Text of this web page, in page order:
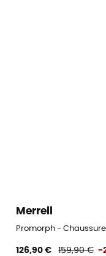
Merrell
Promorph -
126,90 € 159,90 € -